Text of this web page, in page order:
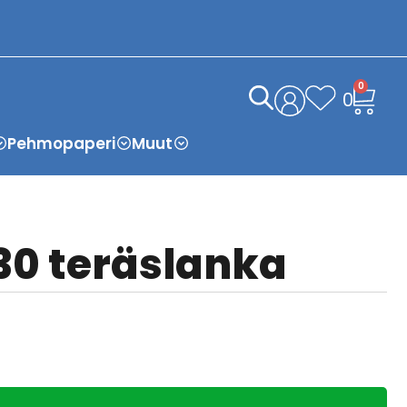
0
0
Pehmopaperi Muut
teräslanka